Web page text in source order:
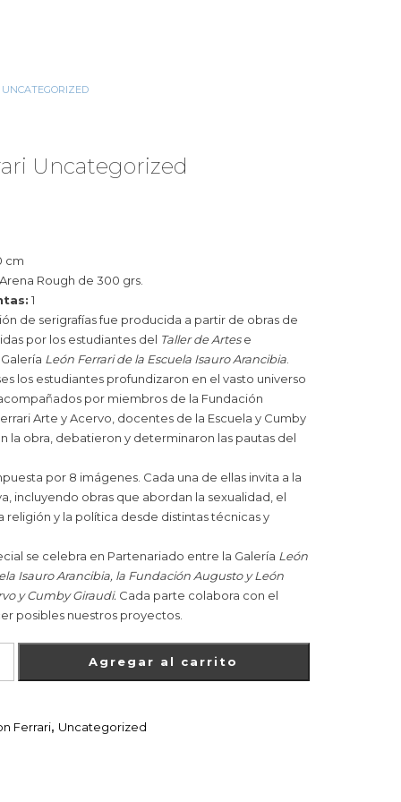
UNCATEGORIZED
Uncategorized
cm
Rough de 300 grs.
1
de serigrafías fue producida a partir de obras de
por los estudiantes del Taller de Artese
León Ferrari de la Escuela Isauro Arancibia.
los estudiantes profundizaron en el vasto universo
por miembros de la Fundación
Arte y Acervo, docentes de la Escuela y Cumby
la obra, debatieron y determinaron las pautas del
por 8 imágenes. Cada una de ellas invita a la
incluyendo obras que abordan la sexualidad, el
religión y la política desde distintas técnicas y
se celebra en Partenariado entre la Galería León
Isauro Arancibia, la Fundación Augusto y León
y Cumby Giraudi. Cada parte colabora con el
posibles nuestros proyectos.
Agregar al carrito
Ferrari, Uncategorized